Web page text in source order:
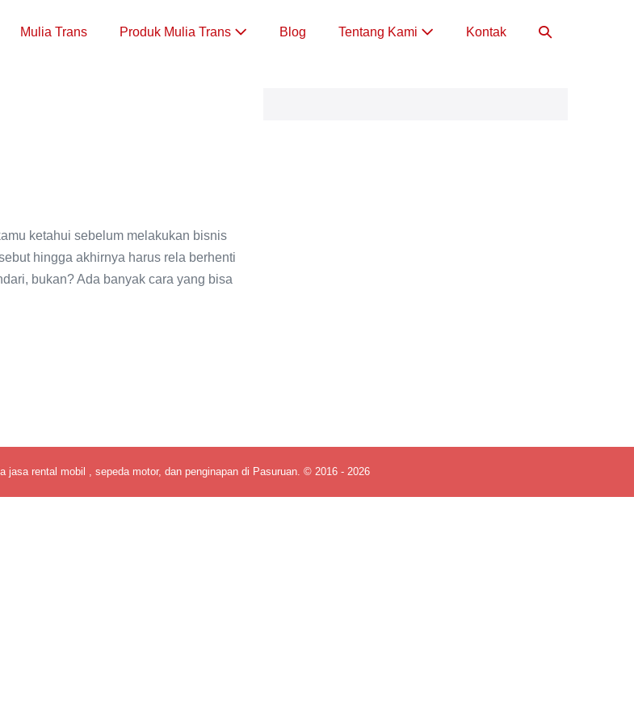
Mulia Trans Produk Mulia Trans Blog Tentang Kami Kontak
Toggle
ketahui sebelum melakukan bisnis
hingga akhirnya harus rela berhenti
bukan? Ada banyak cara yang bisa
jasa rental mobil , sepeda motor, dan penginapan di Pasuruan. © 2016 - 2026